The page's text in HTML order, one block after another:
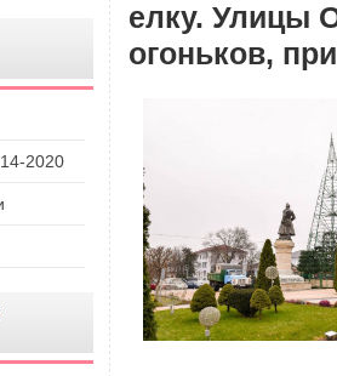
2020
елку. Улицы
огоньков,